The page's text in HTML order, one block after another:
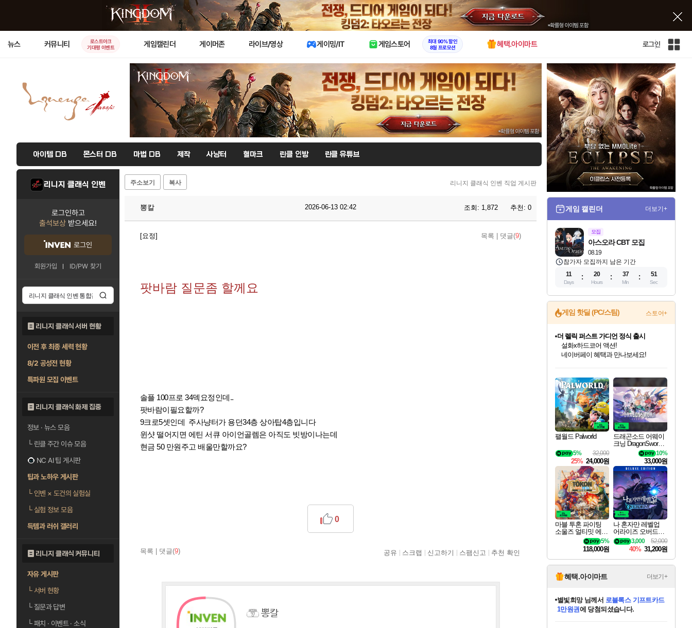
X
뉴스 커뮤니티
로스트아크
기대평 이벤트
게임캘린더 게이머존 라이브/영상 게이밍/IT 게임스토어
최대 90% 할인
8월 프로모션
혜택.아이마트 로그인
인
전
체
사
이
트
맵
아이템 DB 몬스터 DB 마법 DB 제작 사냥터 혈마크 린클 인방 린클 유튜브
리니지 클래식 인벤
로그인하고
출석보상 받으세요!
로그인
회원가입 ID/PW 찾기
리니지 클래식 서버 현황
이전 후 최종 세력 현황
8/2 공성전 현황
특파원 모집 이벤트
리니지 클래식 화제 집중
정보 · 뉴스 모음
└린클 주간 이슈 모음
NC AI 팁 게시판
팁과 노하우 게시판
└인벤 × 도건의 실험실
└실험 정보 모음
득템과 러쉬 갤러리
리니지 클래식 커뮤니티
자유 게시판
└서버 현황
└질문과 답변
└패치 · 이벤트 · 소식
주소보기 복사 리니지 클래식 인벤 직업 게시판
뽕칼 2026-06-13 02:42 조회: 1,872 추천: 0
[요정] 목록 댓글(9)
팟바람 질문좀 할께요
솔플 100프로 34덱요정인데..
팟바람이필요할까?
9크로5셋인데 주사냥터가 용던34층 상아탑4층입니다
윈샷 떨어지면 에틴 서큐 아이언골렘은 아직도 빗방이나는데
현금 50 만원주고 배울만할까요?
목록 댓글(9)
0
공유 스크랩 신고하기 스팸신고 추천 확인
뽕칼
게임 캘린더 더보기+
모집
08.19
아스오라 CBT 모집
참가자 모집까지 남은 기간
11
Days
20
Hours
37
Min
50
Sec
게임 핫딜 (PC/스팀) 스토어+
최대 90% 할인가를 만나보세요!
네이버혜택과 함께 만나보세요!
50%할인&추가 적립까지!
네이버 포인트 혜택까지!
이니&베니 혜택까지!
네이버 혜택가와 함께 예약하세요!
할인&네이버혜택으로 만나보세요!
더 렐릭 퍼스트 가디언 정식 출시
설화x하드코어 액션!
네이버페이 혜택과 만나보세요!
40주년 프로모션으로 만나보세요!
할인가에 만나보세요!
일부 에디션 상시 할인!
혜택으로 예약 판매 중
편안하게 충전하세요
팰월드 Palworld
32,000
5%
25% 24,000원
드래곤소드 어웨이
크닝 DragonSword A
10%
33,000원
마블 투혼 파이팅
소울즈 얼티밋 에디
션 MARVEL Tokon
Fighting Souls Ultima
5%
118,000원
나 혼자만 레벨업
어라이즈 오버드라
이브 디럭스 에디션
Solo Leveling Arise
Overdrive Deluxe Edi
tion
52,000
3,000
40% 31,200원
혜택.아이마트 더보기+
별빛희망님께서 로블록스 기프트카드
1만원권에 당첨되셨습니다.